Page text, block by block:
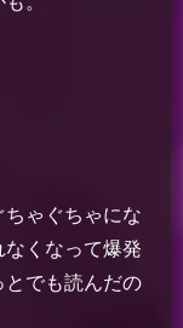
ゃぐちゃにな
くなって爆発
とでも読んだの